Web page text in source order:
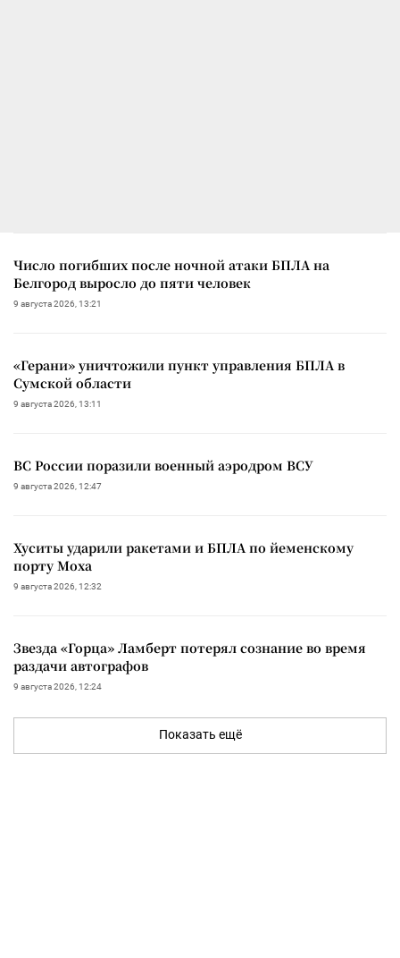
Число погибших после ночной атаки БПЛА на
Белгород выросло до пяти человек
9 августа 2026, 13:21
«Герани» уничтожили пункт управления БПЛА в
Сумской области
9 августа 2026, 13:11
ВС России поразили военный аэродром ВСУ
9 августа 2026, 12:47
Хуситы ударили ракетами и БПЛА по йеменскому
порту Моха
9 августа 2026, 12:32
Звезда «Горца» Ламберт потерял сознание во время
раздачи автографов
9 августа 2026, 12:24
Показать ещё